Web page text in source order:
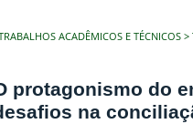
ACADÊMICOS E TÉCNICOS
protagonismo do
na